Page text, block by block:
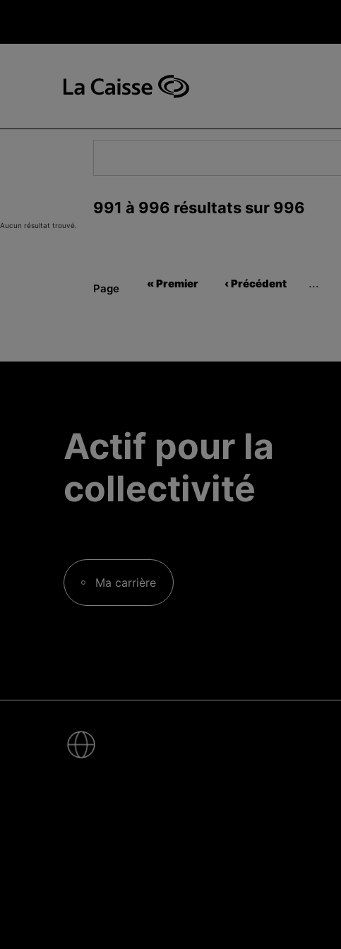
991 à 996 résultats sur 996
Aucun résultat trouvé.
Page
Première
« Premier
Page
‹ Précédent …
Actif pour la
collectivité
Ma carrière